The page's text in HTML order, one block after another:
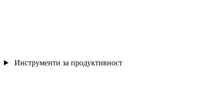
Инструменти за продуктивност